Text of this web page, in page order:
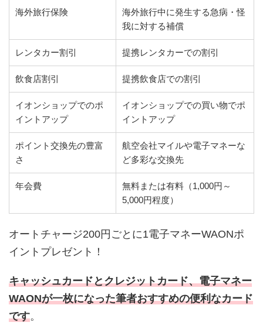
海外旅行保険
海外旅行中に発生する急病・怪
我に対する補償
レンタカー割引 提携レンタカーでの割引
飲食店割引 提携飲食店での割引
イオンショップでのポ
イントアップ
イオンショップでの買い物でポ
イントアップ
ポイント交換先の豊富
さ
航空会社マイルや電子マネーな
ど多彩な交換先
年会費
無料または有料（1,000円～
5,000円程度）
オートチャージ200円ごとに1電子マネーWAONポ
イントプレゼント！
キャッシュカードとクレジットカード、電子マネー
WAONが一枚になった筆者おすすめの便利なカード
です。